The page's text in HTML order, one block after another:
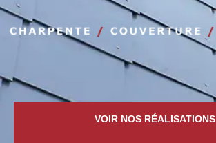
VOIR NOS RÉALISATIONS